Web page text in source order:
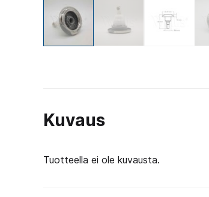
Kuvaus
Tuotteella ei ole kuvausta.